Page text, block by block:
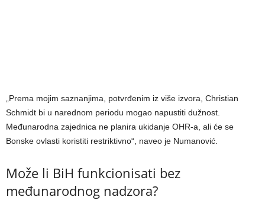
„Prema mojim saznanjima, potvrđenim iz više izvora, Christian
Schmidt bi u narednom periodu mogao napustiti dužnost.
Međunarodna zajednica ne planira ukidanje OHR-a, ali će se
Bonske ovlasti koristiti restriktivno“, naveo je Numanović.
Može li BiH funkcionisati bez
međunarodnog nadzora?